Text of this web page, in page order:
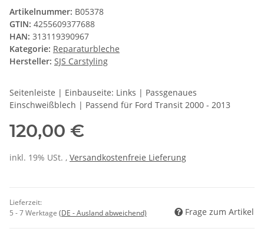
Artikelnummer: B05378
GTIN: 4255609377688
HAN: 313119390967
Kategorie: Reparaturbleche
Hersteller: SJS Carstyling
Seitenleiste | Einbauseite: Links | Passgenaues
Einschweißblech | Passend für Ford Transit 2000 - 2013
120,00 €
inkl. 19% USt. , Versandkostenfreie Lieferung
Lieferzeit:
5 - 7 Werktage (DE - Ausland abweichend) Frage zum Artikel